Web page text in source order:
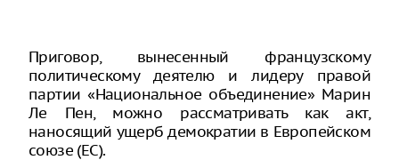
Приговор, вынесенный французскому
политическому деятелю и лидеру правой
партии «Национальное объединение» Марин
Ле Пен, можно рассматривать как акт,
наносящий ущерб демократии в Европейском
союзе (ЕС).